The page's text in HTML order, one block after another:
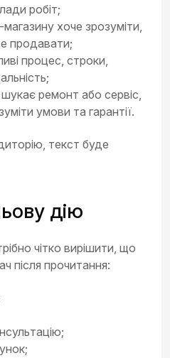
робіт;
хоче зрозуміти,
продавати;
процес, строки,
ремонт або сервіс,
умови та гарантії.
текст буде
дію
чітко вирішити, що
після прочитання: